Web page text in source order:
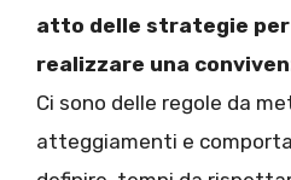
atto delle strategie
realizzare una
Ci sono delle regole da
atteggiamenti e